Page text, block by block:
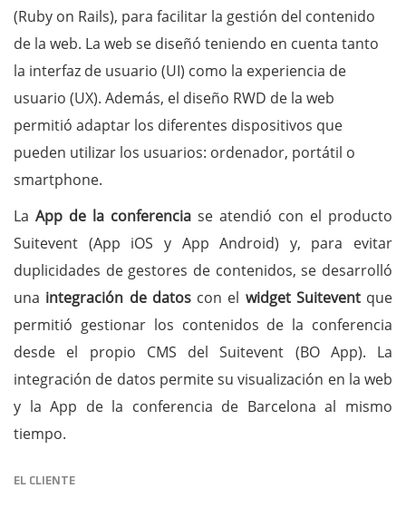
(Ruby on Rails), para facilitar la gestión del contenido
de la web. La web se diseñó teniendo en cuenta tanto
la interfaz de usuario (UI) como la experiencia de
usuario (UX). Además, el diseño RWD de la web
permitió adaptar los diferentes dispositivos que
pueden utilizar los usuarios: ordenador, portátil o
smartphone.
La App de la conferencia se atendió con el producto
Suitevent (App iOS y App Android) y, para evitar
duplicidades de gestores de contenidos, se desarrolló
una integración de datoscon el widget Suiteventque
permitió gestionar los contenidos de la conferencia
desde el propio CMS del Suitevent (BO App). La
integración de datos permite su visualización en la web
y la App de la conferencia de Barcelona al mismo
tiempo.
EL CLIENTE